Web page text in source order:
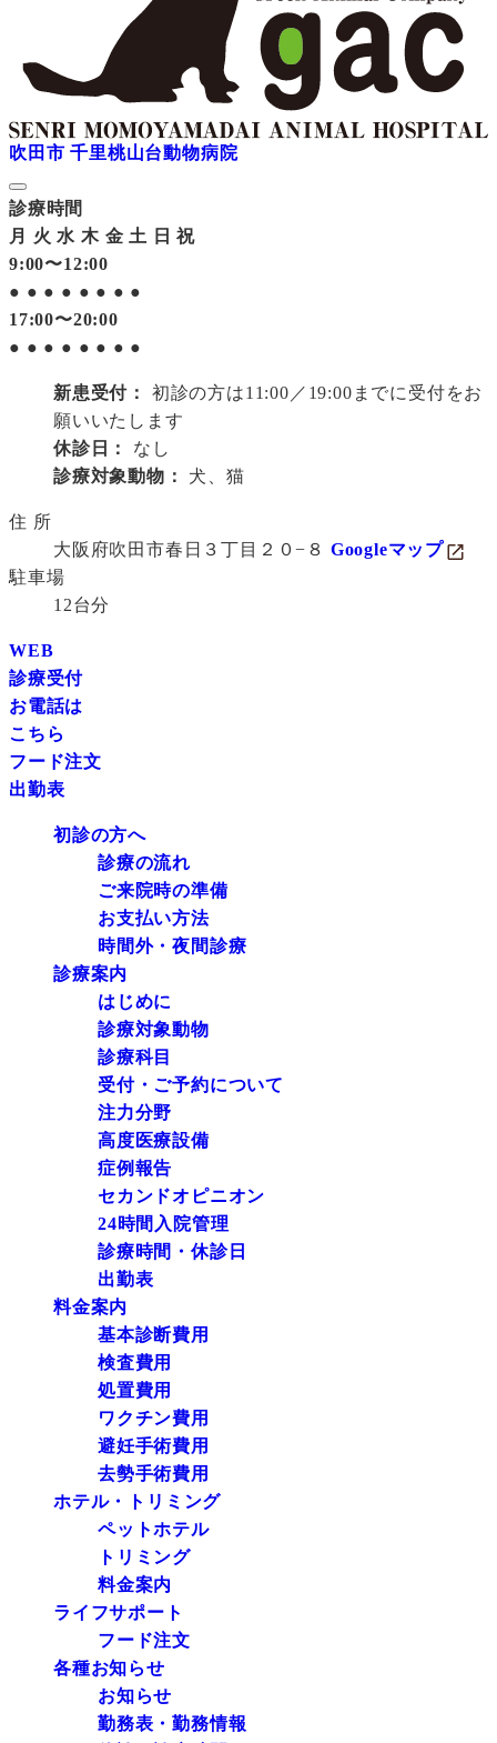
吹田市 千里桃山台動物病院
診療時間
月
火 水 木 金 土 日 祝
9:00〜12:00
● ● ● ● ● ● ● ●
17:00〜20:00
● ● ● ● ● ● ● ●
新患受付：
初診の方は11:00／19:00までに受付をお
願いいたします
休診日：
なし
診療対象動物：
犬、猫
住 所
大阪府吹田市春日３丁目２０−８ Googleマップ
駐車場
12台分
WEB
診療受付
お電話は
こちら
フード注文
出勤表
初診の方へ
診療の流れ
ご来院時の準備
お支払い方法
時間外・夜間診療
診療案内
はじめに
診療対象動物
診療科目
受付・ご予約について
注力分野
高度医療設備
症例報告
セカンドオピニオン
24時間入院管理
診療時間・休診日
出勤表
料金案内
基本診断費用
検査費用
処置費用
ワクチン費用
避妊手術費用
去勢手術費用
ホテル・トリミング
ペットホテル
トリミング
料金案内
ライフサポート
フード注文
各種お知らせ
お知らせ
勤務表・勤務情報